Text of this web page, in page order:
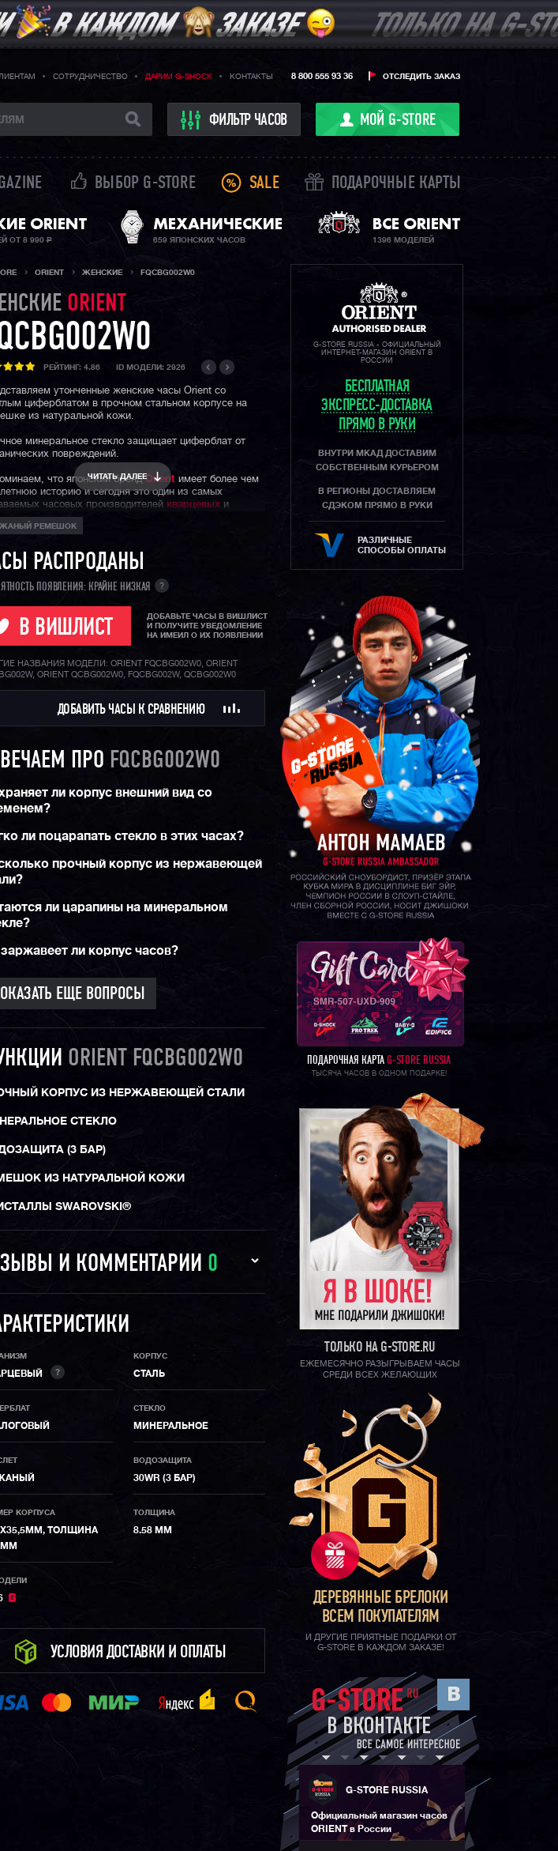
СОТРУДНИЧЕСТВО ДАРИМ G-SHOCK КОНТАКТЫ ОТСЛЕДИТЬ ЗАКАЗ
8 800 555 93 36
ФИЛЬТР ЧАСОВ МОЙ G-STORE
ВЫБОР G-STORE SALE ПОДАРОЧНЫЕ КАРТЫ
ORIENT
ОТ 8 990Р
МЕХАНИЧЕСКИЕ
659 ЯПОНСКИХ ЧАСОВ
ВСЕ ORIENT
1396 МОДЕЛЕЙ
ORIENT ЖЕНСКИЕ FQCBG002W0
ORIENT
РЕЙТИНГ: 4.86 ID МОДЕЛИ: 2926
утонченные женские часы Orient со
циферблатом в прочном стальном корпусе на
из натуральной кожи.
минеральное стекло защищает циферблат от
повреждений.
что японский брендOrient имеет более чем
историю и сегодня это один из самых
часовых производителей кварцевых и
наручных часов в мире. Часы Orient
узнаваемый классический дизайн, высокое
ЧИТАТЬ ДАЛЕЕ
РЕМЕШОК
РАСПРОДАНЫ
ПОЯВЛЕНИЯ: КРАЙНЕ НИЗКАЯ ?
В ВИШЛИСТ
ДОБАВЬТЕ ЧАСЫ В ВИШЛИСТ
И ПОЛУЧИТЕ УВЕДОМЛЕНИЕ
НА ИМЕИЛ О ИХ ПОЯВЛЕНИИ
НАЗВАНИЯ МОДЕЛИ: ORIENT FQCBG002W0, ORIENT
ORIENT QCBG002W0, FQCBG002W, QCBG002W0
ДОБАВИТЬ ЧАСЫ К СРАВНЕНИЮ
ПРО FQCBG002W0
ли корпус внешний вид со
ли поцарапать стекло в этих часах?
прочный корпус из нержавеющей
ли царапины на минеральном
ли корпус часов?
ПОКАЗАТЬ ЕЩЕ ВОПРОСЫ
ORIENT FQCBG002W0
КОРПУС ИЗ НЕРЖАВЕЮЩЕЙ СТАЛИ
СТЕКЛО
(3 БАР)
ИЗ НАТУРАЛЬНОЙ КОЖИ
SWAROVSKI®
И КОММЕНТАРИИ 0
?
КОРПУС
СТАЛЬ
СТЕКЛО
МИНЕРАЛЬНОЕ
ВОДОЗАЩИТА
30WR (3 БАР)
КОРПУСА
ТОЛЩИНА
ТОЛЩИНА
8.58 ММ
УСЛОВИЯ ДОСТАВКИ И ОПЛАТЫ
G-STORE RUSSIA - ОФИЦИАЛЬНЫЙ
ИНТЕРНЕТ-МАГАЗИН ORIENT В
РОССИИ
БЕСПЛАТНАЯ
ЭКСПРЕСС-ДОСТАВКА
ПРЯМО В РУКИ
ВНУТРИ МКАД ДОСТАВИМ
СОБСТВЕННЫМ КУРЬЕРОМ
В РЕГИОНЫ ДОСТАВЛЯЕМ
СДЭКОМ ПРЯМО В РУКИ
РАЗЛИЧНЫЕ
СПОСОБЫ ОПЛАТЫ
ПОДАРОЧНАЯ КАРТА G-STORE RUSSIA
ТЫСЯЧА ЧАСОВ В ОДНОМ ПОДАРКЕ!
ТОЛЬКО НА G-STORE.RU
ЕЖЕМЕСЯЧНО РАЗЫГРЫВАЕМ ЧАСЫ
СРЕДИ ВСЕХ ЖЕЛАЮЩИХ
ДЕРЕВЯННЫЕ БРЕЛОКИ
ВСЕМ ПОКУПАТЕЛЯМ
И ДРУГИЕ ПРИЯТНЫЕ ПОДАРКИ ОТ
G-STORE В КАЖДОМ ЗАКАЗЕ!
G-STORE RUSSIA
Официальный магазин часов
ORIENT в России